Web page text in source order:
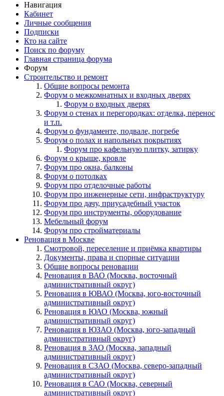
Навигация
Кабинет
Личные сообщения
Подписки
Кто на сайте
Поиск по форуму
Главная страница форума
Форум
Строительство и ремонт
Общие вопросы ремонта
Форум о межкомнатных и входных дверях
Форум о входных дверях
Форум о стенах и перегородках: отделка, перенос
и т.п.
Форум о фундаменте, подвале, погребе
Форум о полах и напольных покрытиях
Форум про кафельную плитку, затирку
Форум о крыше, кровле
Форум про окна, балконы
Форум о потолках
Форум про отделочные работы
Форум про инженерные сети, инфраструктуру
Форум про дачу, приусадебный участок
Форум про инструменты, оборудование
Мебельный форум
Форум про стройматериалы
Реновация в Москве
Смотровой, переселение и приёмка квартиры
Документы, права и спорные ситуации
Общие вопросы реновации
Реновация в ВАО (Москва, восточный
административный округ)
Реновация в ЮВАО (Москва, юго-восточный
административный округ)
Реновация в ЮАО (Москва, южный
административный округ)
Реновация в ЮЗАО (Москва, юго-западный
административный округ)
Реновация в ЗАО (Москва, западный
административный округ)
Реновация в СЗАО (Москва, северо-западный
административный округ)
Реновация в САО (Москва, северный
административный округ)